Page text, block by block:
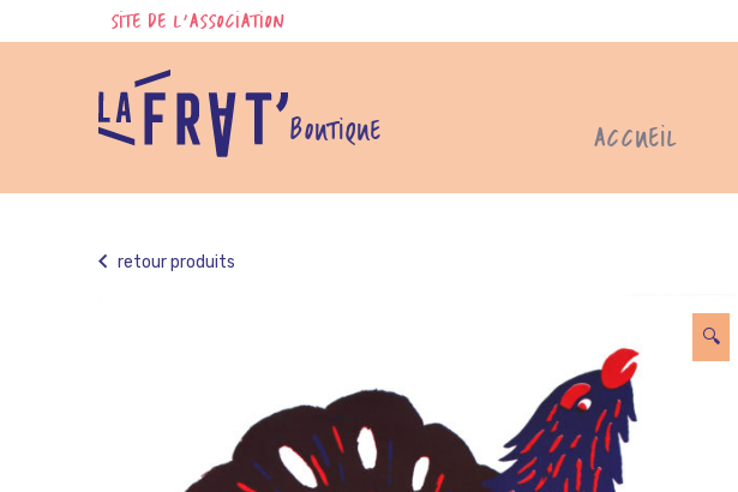
to
SITE DE L'ASSOCIATION
BOUTIQUE ACCUEIL
retour produits
🔍